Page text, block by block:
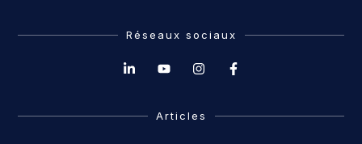
Réseaux sociaux
Articles